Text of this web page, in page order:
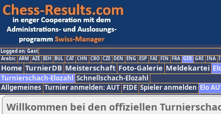
Logged on: Gast
Arabic ARM AZE BIH BUL CAT CHN CRO CZE DEN ENG ESP FAI FIN FRA GER GRE INA
Home TurnierDB Meisterschaft Foto-Galerie Meldekartei
Turnierschach-Elozahl Schnellschach-Elozahl
Allgemeines Turnier anmelden: AUT FIDE Spieler anmelden Elo
Willkommen bei den offiziellen